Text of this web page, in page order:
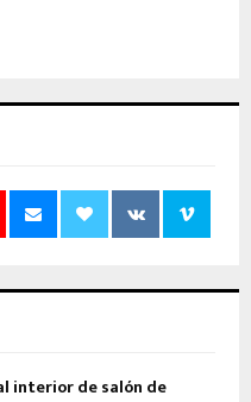
interior de salón de